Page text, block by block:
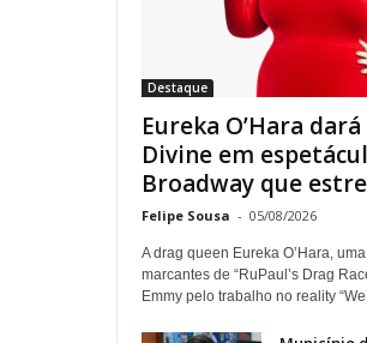
Destaque
Eureka O’Hara
Divine em
Broadway que
Felipe Sousa - 05/08/2026
A drag queen Eureka O’Hara,
marcantes de “RuPaul’s Drag
Emmy pelo trabalho no reality